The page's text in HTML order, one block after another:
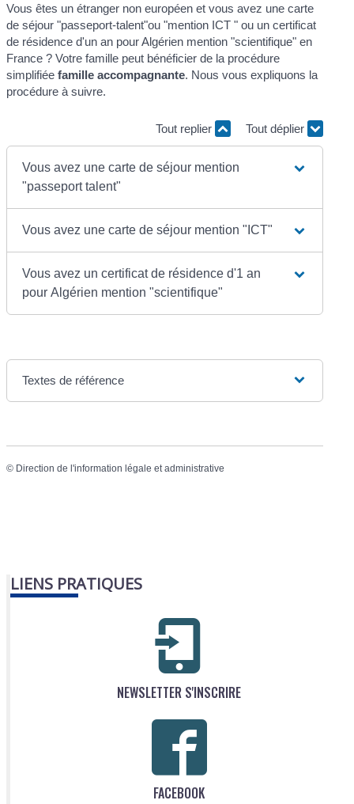
Vous êtes un étranger non européen et vous avez une carte
de séjour "passeport-talent"ou "mention ICT " ou un certificat
de résidence d'un an pour Algérien mention "scientifique" en
France ? Votre famille peut bénéficier de la procédure
simplifiéefamille accompagnante. Nous vous expliquons la
procédure à suivre.
Tout replier Tout déplier
Vous avez une carte de séjour mention
"passeport talent"
Vous avez une carte de séjour mention "ICT"
Vous avez un certificat de résidence d'1 an
pour Algérien mention "scientifique"
Textes de référence
© Direction de l'information légale et administrative
LIENS PRATIQUES
NEWSLETTER S'INSCRIRE
FACEBOOK